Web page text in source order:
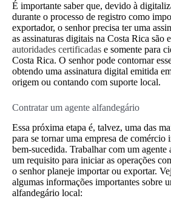
É importante saber que, devido à
durante o processo de registro como
exportador, o senhor precisa ter uma
as assinaturas digitais na Costa Rica são
autoridades certificadas e somente para
Costa Rica. O senhor pode contornar
obtendo uma assinatura digital emitida
origem ou contando com suporte local.
Contratar um agente alfandegário
Essa próxima etapa é, talvez, uma das
para se tornar uma empresa de comércio
bem-sucedida. Trabalhar com um agente
um requisito para iniciar as operações
o senhor planeje importar ou exportar.
algumas informações importantes sobre
alfandegário local: